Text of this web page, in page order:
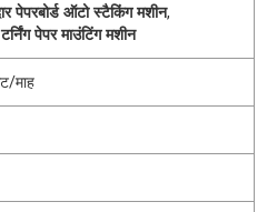
पेपरबोर्ड ऑटो स्टैकिंग मशीन,
पेपर माउंटिंग मशीन
माह